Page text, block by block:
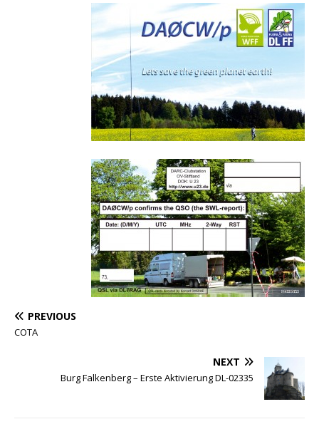
PREVIOUS
COTA
NEXT
Burg Falkenberg – Erste Aktivierung DL-02335